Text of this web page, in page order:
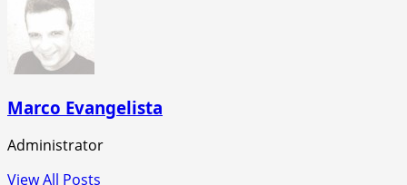
Marco Evangelista
Administrator
View All Posts